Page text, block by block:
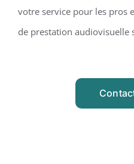
votre service pour les pros
de prestation audiovisuelle